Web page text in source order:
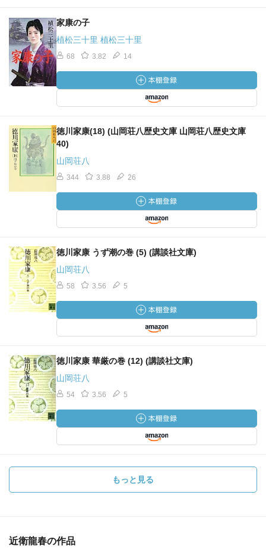
家康の子
植松三十里 植松三十里
68 3.82 14
徳川家康(18) (山岡荘八歴史文庫 山岡荘八歴史文庫
40)
山岡荘八
344 3.88 26
徳川家康 うず潮の巻 (5) (講談社文庫)
山岡荘八
58 3.56 5
徳川家康 華厳の巻 (12) (講談社文庫)
山岡荘八
54 3.56 5
もっと見る
近衛龍春の作品